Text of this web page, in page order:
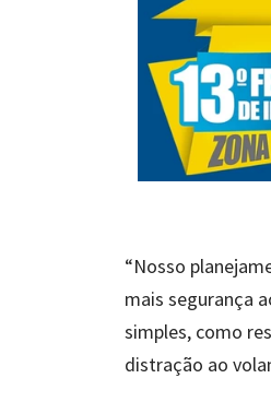
“Nosso
mais segurança
simples, como
distração ao